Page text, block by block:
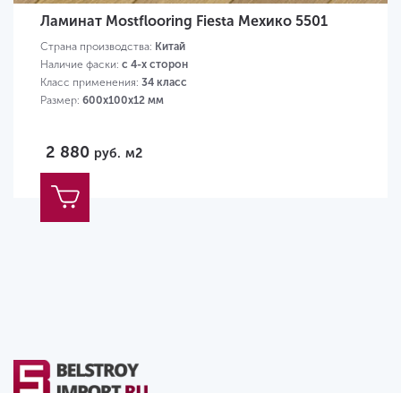
Ламинат Mostflooring Fiesta Мехико 5501
Страна производства: Китай
Наличие фаски: с 4-х сторон
Класс применения: 34 класс
Размер: 600х100х12 мм
2 880 руб. м2